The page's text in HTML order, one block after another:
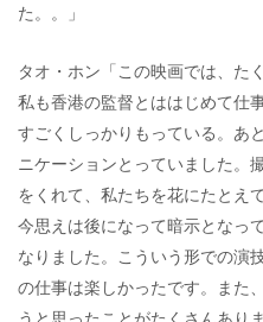
た。。」
タオ・ホン「この映画では、た
私も香港の監督とははじめて仕
すごくしっかりもっている。あ
ニケーションとっていました。
をくれて、私たちを花にたとえ
今思えは後になって暗示となっ
なりました。こういう形での演
の仕事は楽しかったです。また